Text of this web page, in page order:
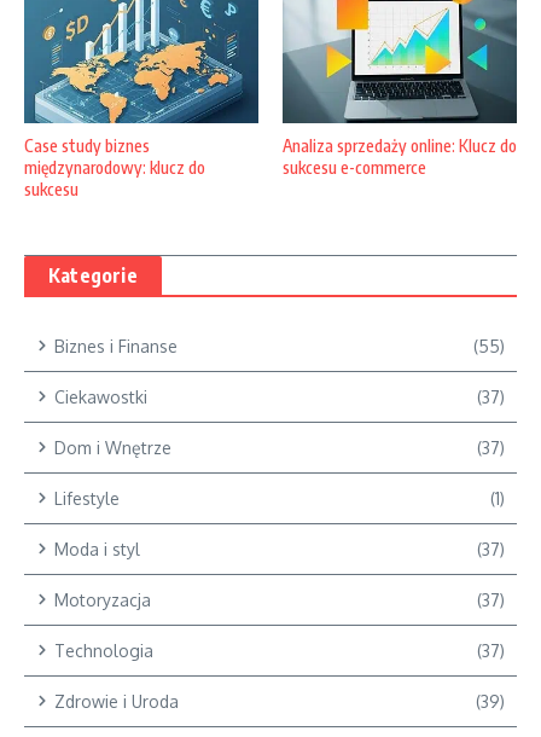
Case study biznes
międzynarodowy: klucz do
sukcesu
Analiza sprzedaży online: Klucz do
sukcesu e-commerce
Kategorie
Biznes i Finanse (55)
Ciekawostki (37)
Dom i Wnętrze (37)
Lifestyle (1)
Moda i styl (37)
Motoryzacja (37)
Technologia (37)
Zdrowie i Uroda (39)